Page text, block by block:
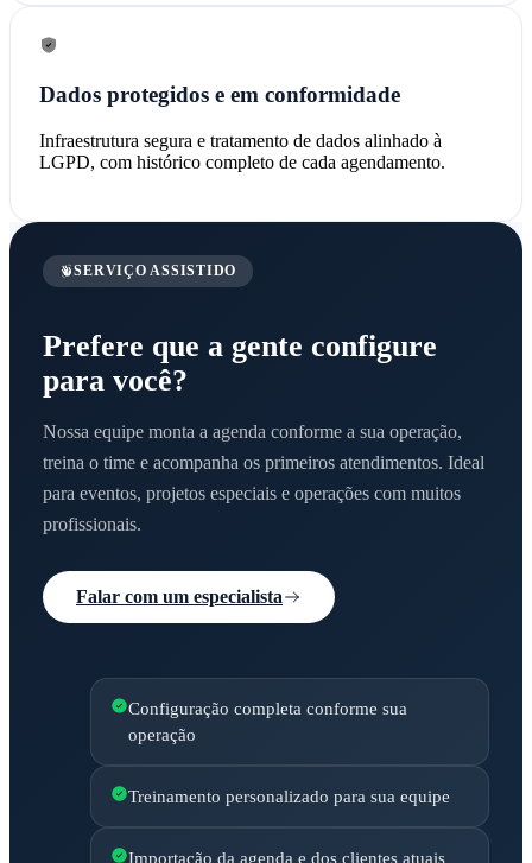
Dados protegidos e em conformidade
Infraestrutura segura e tratamento de dados alinhado à
LGPD, com histórico completo de cada agendamento.
SERVIÇO ASSISTIDO
Prefere que a gente configure
para você?
Nossa equipe monta a agenda conforme a sua operação,
treina o time e acompanha os primeiros atendimentos. Ideal
para eventos, projetos especiais e operações com muitos
profissionais.
Falar com um especialista
Configuração completa conforme sua
operação
Treinamento personalizado para sua equipe
Importação da agenda e dos clientes atuais